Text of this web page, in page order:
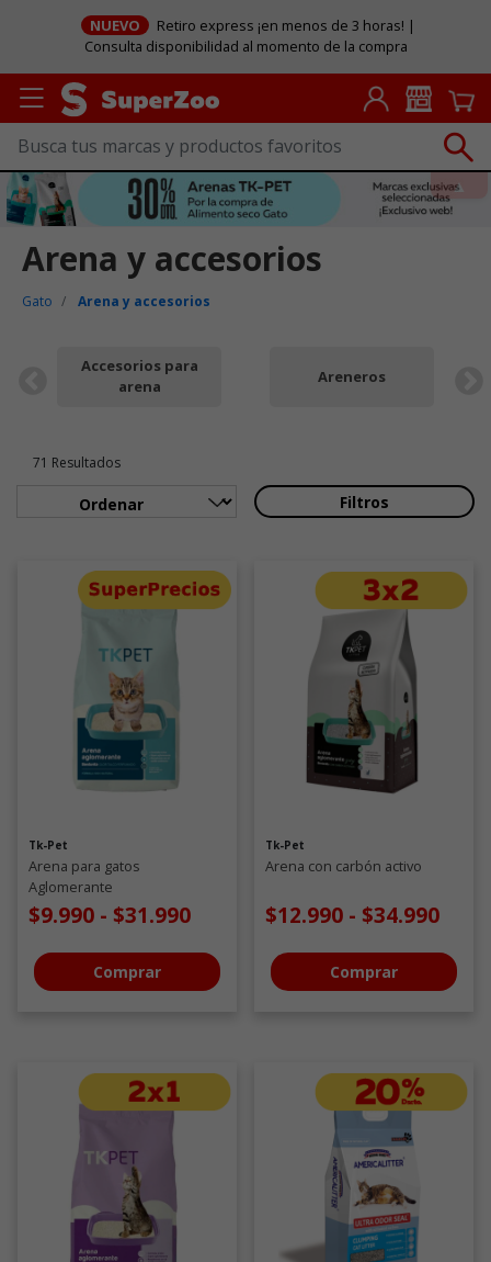
NUEVO
Retiro express ¡en menos de 3 horas! |
Consulta disponibilidad al momento de la compra
Arena y accesorios
Gato Arena y accesorios
Accesorios para
arena
Areneros
71 Resultados
Filtros
Tk-Pet
Arena para gatos
Aglomerante
$9.990 - $31.990
Comprar
Tk-Pet
Arena con carbón activo
$12.990 - $34.990
Comprar